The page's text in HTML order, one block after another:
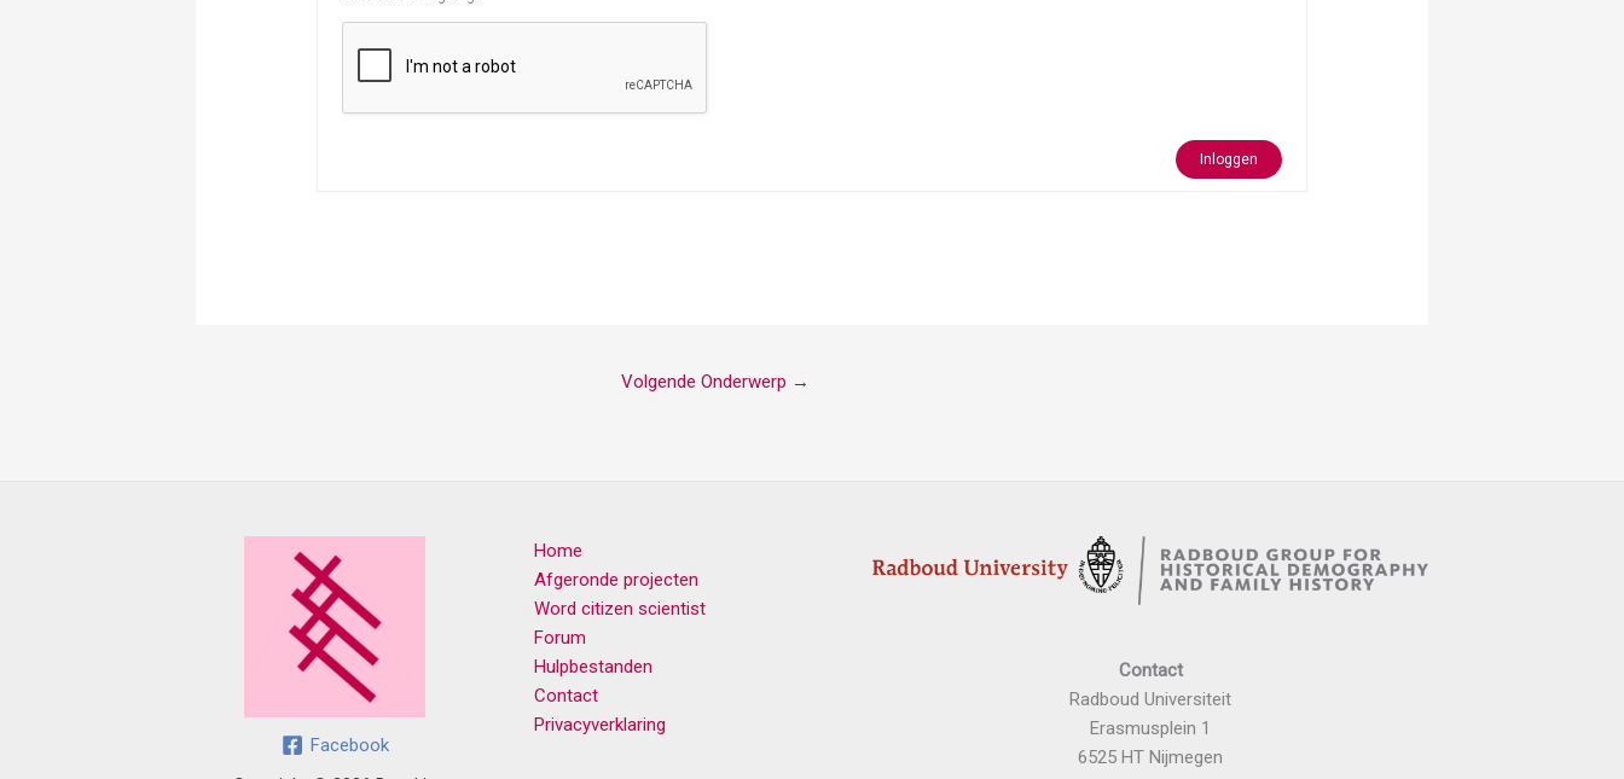
Inloggen
Volgende Onderwerp →
Facebook
Home
Afgeronde projecten
Word citizen scientist
Forum
Hulpbestanden
Contact
Privacyverklaring
Contact
Radboud Universiteit
Erasmusplein 1
6525 HT Nijmegen